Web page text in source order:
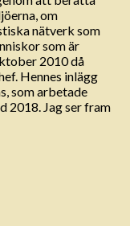
om
nätverk som
som är
2010 då
Hennes inlägg
som arbetade
2018. Jag ser fram